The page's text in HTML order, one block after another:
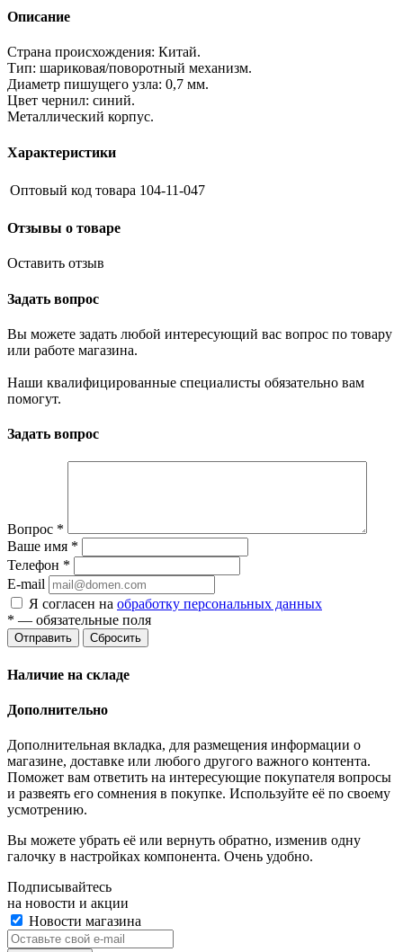
Описание
Страна происхождения: Китай.
Тип: шариковая/поворотный механизм.
Диаметр пишущего узла: 0,7 мм.
Цвет чернил: синий.
Металлический корпус.
Характеристики
Оптовый код товара 104-11-047
Отзывы о товаре
Оставить отзыв
Задать вопрос
Вы можете задать любой интересующий вас вопрос по товару
или работе магазина.
Наши квалифицированные специалисты обязательно вам
помогут.
Задать вопрос
Вопрос *
Ваше имя *
Телефон *
E-mail
Я согласен на обработку персональных данных
* — обязательные поля
Отправить Сбросить
Наличие на складе
Дополнительно
Дополнительная вкладка, для размещения информации о
магазине, доставке или любого другого важного контента.
Поможет вам ответить на интересующие покупателя вопросы
и развеять его сомнения в покупке. Используйте её по своему
усмотрению.
Вы можете убрать её или вернуть обратно, изменив одну
галочку в настройках компонента. Очень удобно.
Подписывайтесь
на новости и акции
Новости магазина